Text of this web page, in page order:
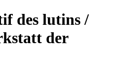
des lutins /
der